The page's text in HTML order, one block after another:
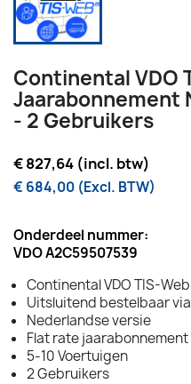
Continental VDO
Jaarabonnement
- 2 Gebruikers
€ 827,64 (incl. btw)
€ 684,00 (Excl. BTW)
Onderdeel nummer:
VDO A2C59507539
Continental VDO TIS-Web
Uitsluitend bestelbaar
Nederlandse versie
Flat rate jaarabonnement
5-10 Voertuigen
2 Gebruikers